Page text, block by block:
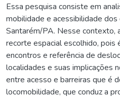
Essa pesquisa consiste em
mobilidade e acessibilidade
Santarém/PA. Nesse contexto,
recorte espacial escolhido, pois
encontros e referência de
localidades e suas implicações
entre acesso e barreiras que é
locomobilidade, que conduz a